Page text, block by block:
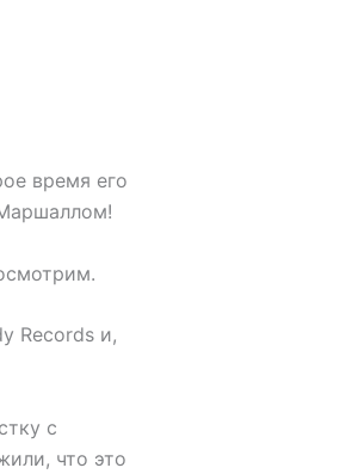
время его
Records и,
с
что это